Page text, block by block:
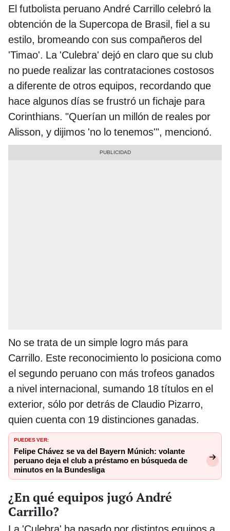
El futbolista peruano André Carrillo celebró la
obtención de la Supercopa de Brasil, fiel a su
estilo, bromeando con sus compañeros del
'Timao'. La 'Culebra' dejó en claro que su club
no puede realizar las contrataciones costosos
a diferente de otros equipos, recordando que
hace algunos días se frustró un fichaje para
Corinthians. "Querían un millón de reales por
Alisson, y dijimos 'no lo tenemos'", mencionó.
No se trata de un simple logro más para
Carrillo. Este reconocimiento lo posiciona como
el segundo peruano con más trofeos ganados
a nivel internacional, sumando 18 títulos en el
exterior, sólo por detrás de Claudio Pizarro,
quien cuenta con 19 distinciones ganadas.
PUEDES VER:
Felipe Chávez se va del Bayern Múnich: volante
peruano deja el club a préstamo en búsqueda de
minutos en la Bundesliga
¿En qué equipos jugó André
Carrillo?